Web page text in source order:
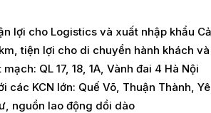
lợi cho Logistics và xuất nhập khẩu
tiện lợi cho di chuyển hành khách
QL 17, 18, 1A, Vành đai 4 Hà Nội
các KCN lớn: Quế Võ, Thuận Thành,
nguồn lao động dồi dào